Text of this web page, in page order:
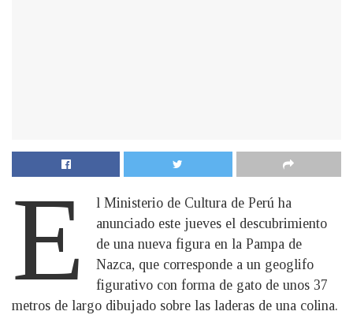
E
l Ministerio de Cultura de Perú ha
anunciado este jueves el descubrimiento
de una nueva figura en la Pampa de
Nazca, que corresponde a un geoglifo
figurativo con forma de gato de unos 37
metros de largo dibujado sobre las laderas de una colina.